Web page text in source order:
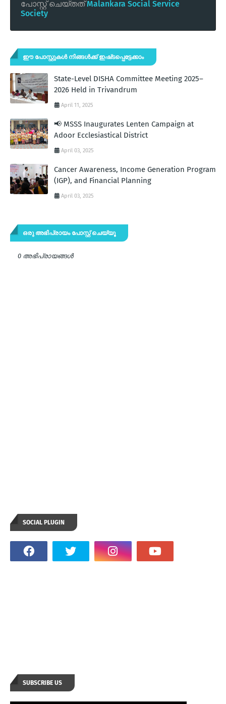
പോസ്റ്റ് ചെയ്തത്Malankara Social Service
Society
ഈ പോസ്റ്റുകൾ നിങ്ങൾക്ക് ഇഷ്‌‌ടപ്പെട്ടേക്കാം
State-Level DISHA Committee Meeting 2025–
2026 Held in Trivandrum
April 11, 2025
📢 MSSS Inaugurates Lenten Campaign at
Adoor Ecclesiastical District
April 03, 2025
Cancer Awareness, Income Generation Program
(IGP), and Financial Planning
April 03, 2025
ഒരു അഭിപ്രായം പോസ്റ്റ് ചെയ്യൂ
0 അഭിപ്രായങ്ങള്‍
SOCIAL PLUGIN
SUBSCRIBE US